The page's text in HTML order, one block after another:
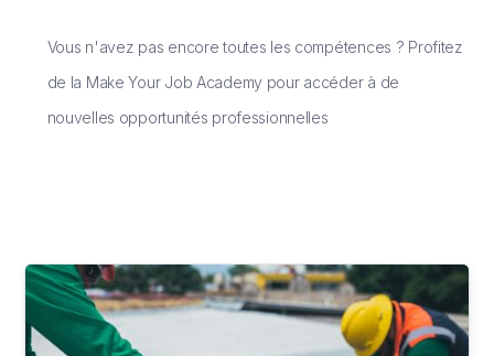
Vous n'avez pas encore toutes les compétences ? Profitez
de la Make Your Job Academy pour accéder à de
nouvelles opportunités professionnelles